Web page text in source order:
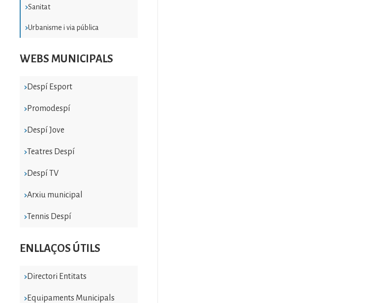
Sanitat
Urbanisme i via pública
WEBS MUNICIPALS
Despí Esport
Promodespí
Despí Jove
Teatres Despí
Despí TV
Arxiu municipal
Tennis Despí
ENLLAÇOS ÚTILS
Directori Entitats
Equipaments Municipals